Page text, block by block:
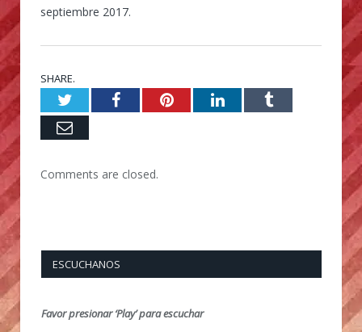
septiembre 2017.
SHARE.
TwitterFacebookPinterestLinkedInTumblr
Email
Comments are closed.
ESCUCHANOS
Favor presionar ‘Play’ para escuchar